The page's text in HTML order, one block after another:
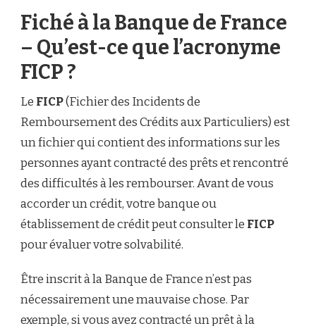
Fiché à la Banque de France
– Qu’est-ce que l’acronyme
FICP ?
Le FICP(Fichier des Incidents de
Remboursement des Crédits aux Particuliers) est
un fichier qui contient des informations sur les
personnes ayant contracté des prêts et rencontré
des difficultés à les rembourser. Avant de vous
accorder un crédit, votre banque ou
établissement de crédit peut consulter le FICP
pour évaluer votre solvabilité.
Être inscrit à la Banque de France n’est pas
nécessairement une mauvaise chose. Par
exemple, si vous avez contracté un prêt à la